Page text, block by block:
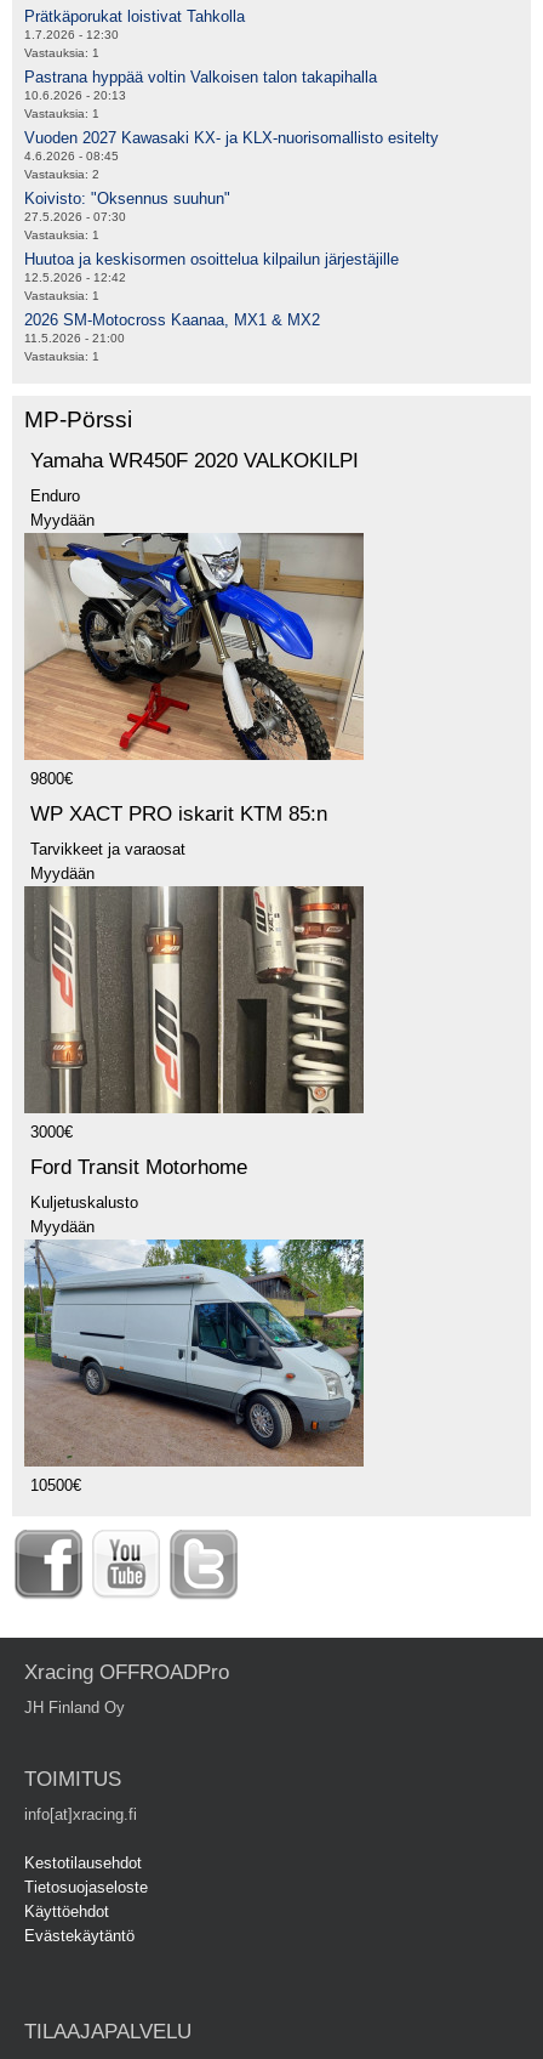
Prätkäporukat loistivat Tahkolla
1.7.2026 - 12:30
Vastauksia: 1
Pastrana hyppää voltin Valkoisen talon takapihalla
10.6.2026 - 20:13
Vastauksia: 1
Vuoden 2027 Kawasaki KX- ja KLX-nuorisomallisto esitelty
4.6.2026 - 08:45
Vastauksia: 2
Koivisto: "Oksennus suuhun"
27.5.2026 - 07:30
Vastauksia: 1
Huutoa ja keskisormen osoittelua kilpailun järjestäjille
12.5.2026 - 12:42
Vastauksia: 1
2026 SM-Motocross Kaanaa, MX1 & MX2
11.5.2026 - 21:00
Vastauksia: 1
MP-Pörssi
Yamaha WR450F 2020 VALKOKILPI
Enduro
Myydään
9800€
WP XACT PRO iskarit KTM 85:n
Tarvikkeet ja varaosat
Myydään
3000€
Ford Transit Motorhome
Kuljetuskalusto
Myydään
10500€
Xracing OFFROADPro
JH Finland Oy
TOIMITUS
info[at]xracing.fi
Kestotilausehdot
Tietosuojaseloste
Käyttöehdot
Evästekäytäntö
TILAAJAPALVELU